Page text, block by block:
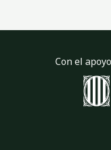
Con el